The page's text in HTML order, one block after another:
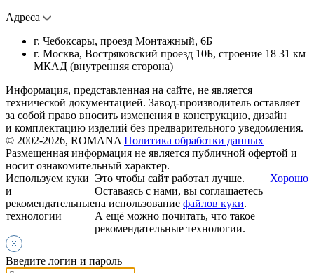
Адреса
г. Чебоксары, проезд Монтажный, 6Б
г. Москва, Востряковский проезд 10Б, строение 18 31 км
МКАД (внутренняя сторона)
Информация, представленная на сайте, не является
технической документацией. Завод-производитель оставляет
за собой право вносить изменения в конструкцию, дизайн
и комплектацию изделий без предварительного уведомления.
© 2002-2026, ROMANA Политика обработки данных
Размещенная информация не является публичной офертой и
носит ознакомительный характер.
Используем куки
и
рекомендательные
технологии
Это чтобы сайт работал лучше.
Оставаясь с нами, вы соглашаетесь
на использование файлов куки.
А ещё можно почитать, что такое
рекомендательные технологии.
Хорошо
Введите логин и пароль